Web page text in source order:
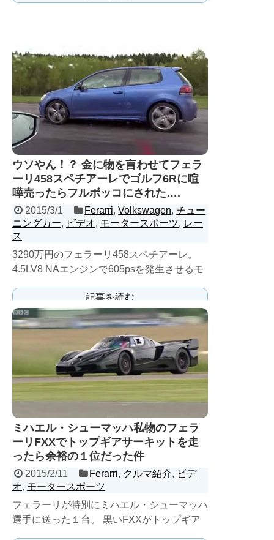
ウソやん！？ 金に物を言わせてフェラ
ーリ458スペチアーレでゴルフ6Rに喧
嘩売ったらフルボッコにされた….
2015/3/1 Ferarri,Volkswagen,チュー
ニングカー, ビデオ, モータースポーツ, レー
ス
3290万円のフェラーリ458スペチアーレ。
4.5LV8 NAエンジンで605psを発生させるモ
レー...
記事を読む
ミハエル・シューマッハ私物のフェラ
ーリFXXでトップギアサーキットを走
ったら余裕の１位だった件
2015/2/11 Ferarri, クルマ紹介, ビデ
オ, モータースポーツ
フェラーリが特別にミハエル・シューマッハ
選手に送った１台。 黒いFXXがトップギア